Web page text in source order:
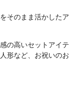
そのまま活かしたア
の高いセットアイテ
形など、お祝いのお